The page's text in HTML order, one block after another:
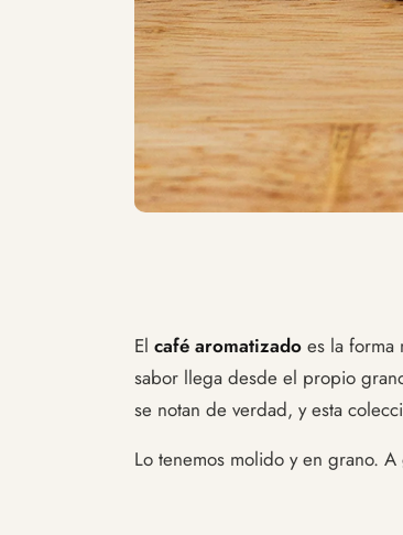
El café aromatizado es la forma
sabor llega desde el propio
se notan de verdad, y esta
Lo tenemos molido y en grano.